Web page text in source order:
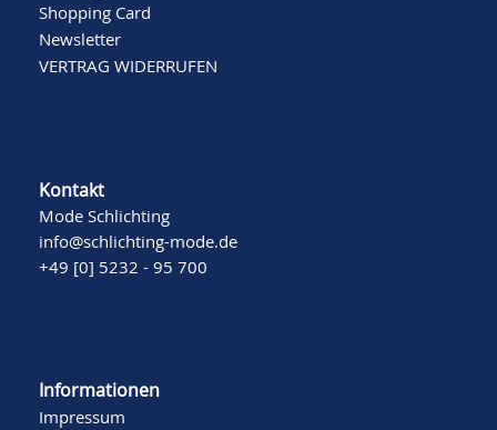
Shopping Card
Newsletter
VERTRAG WIDERRUFEN
Kontakt
Mode Schlichting
info@schlichting-mode.de
+49 [0] 5232 - 95 700
Informationen
Impressum